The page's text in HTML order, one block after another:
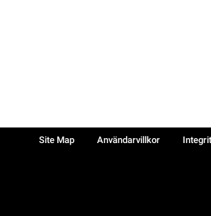
Site Map Användarvillkor